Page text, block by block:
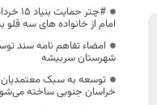
#چتر
امام از خانواده های سه قلو
امضاء تفاهم نامه سند
شهرستان سربیشه
خراسان جنوبی ساخته